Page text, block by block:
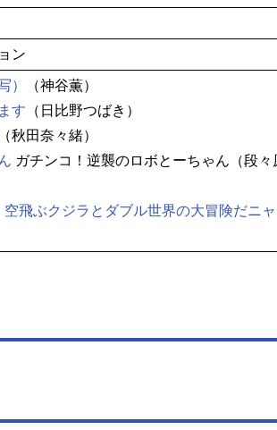
ン
）
（神谷薫）
す （日比野つばき）
（秋田奈々緒）
ガチンコ！逆襲のロボとーちゃん（段々
飛ぶクジラとダブル世界の大冒険だニャ